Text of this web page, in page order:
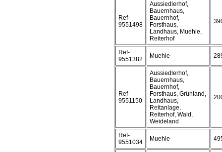
Ref-
9551498
Aussiedlerhof,
Bauernhaus,
Bauernhof,
Forsthaus,
Landhaus, Muehle,
Reiterhof
Ref-
9551382
Muehle
Ref-
9551150
Aussiedlerhof,
Bauernhaus,
Bauernhof,
Forsthaus, Grünland,
Landhaus,
Reitanlage,
Reiterhof, Wald,
Weideland
Ref-
9551034
Muehle